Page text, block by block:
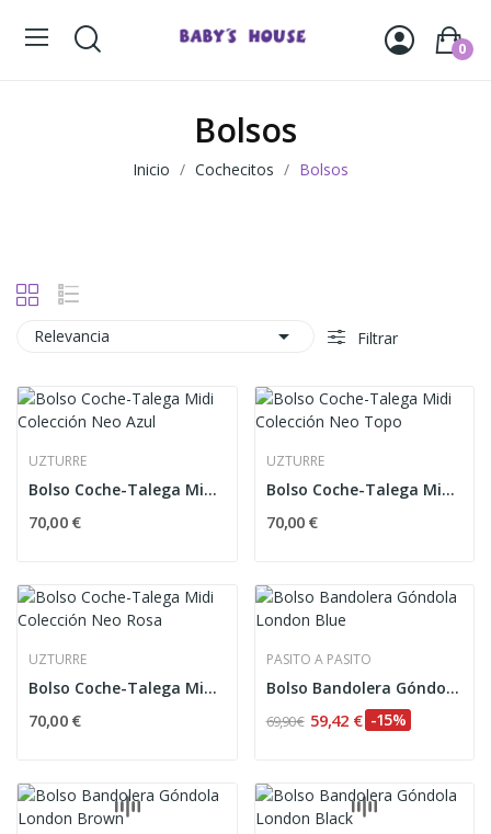
0
Bolsos
Inicio Cochecitos Bolsos
Relevancia  Filtrar
UZTURRE
Bolso Coche-Talega Midi Colección Neo Azul
70,00 €
UZTURRE
Bolso Coche-Talega Midi Colección Neo Topo
70,00 €
UZTURRE
Bolso Coche-Talega Midi Colección Neo Rosa
70,00 €
PASITO A PASITO
Bolso Bandolera Góndola London Blue
69,90 € 59,42 € -15%